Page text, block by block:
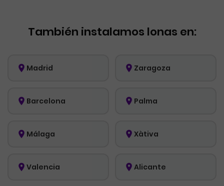
También instalamos lonas en:
Madrid Zaragoza
Barcelona Palma
Málaga Xàtiva
Valencia Alicante